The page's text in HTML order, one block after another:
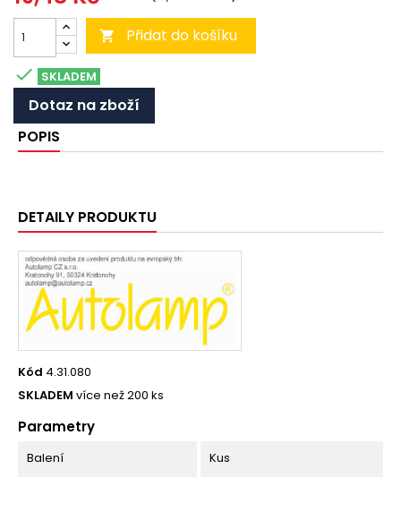
 Přidat do košíku
 SKLADEM
Dotaz na zboží
POPIS
DETAILY PRODUKTU
Kód 4.31.080
SKLADEM více než 200 ks
Parametry
Balení Kus